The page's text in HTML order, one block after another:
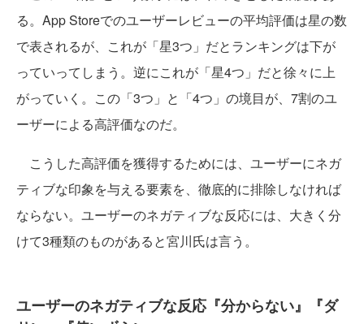
る。App Storeでのユーザーレビューの平均評価は星の数
で表されるが、これが「星3つ」だとランキングは下が
っていってしまう。逆にこれが「星4つ」だと徐々に上
がっていく。この「3つ」と「4つ」の境目が、7割のユ
ーザーによる高評価なのだ。
こうした高評価を獲得するためには、ユーザーにネガ
ティブな印象を与える要素を、徹底的に排除しなければ
ならない。ユーザーのネガティブな反応には、大きく分
けて3種類のものがあると宮川氏は言う。
ユーザーのネガティブな反応『分からない』『ダ